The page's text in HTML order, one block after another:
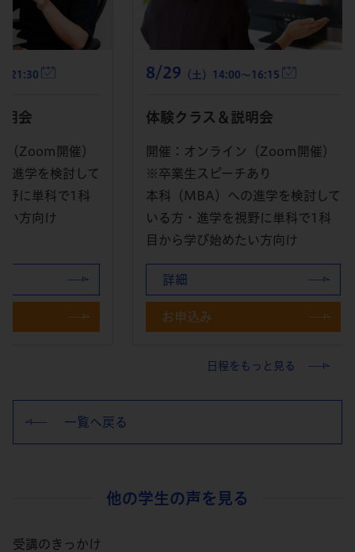
）
して
科
（土）14:00～16:15
体験クラス＆説明会
開催：オンライン（Zoom開催）
※卒業生スピーチあり
本科（MBA）への進学を検討して
いる方・進学を視野に単科で1科
目から学び始めたい方向け
開催
いる
目か
日程をもっと見る
一覧へ戻る
他の学生の声を見る
受講のきっかけ